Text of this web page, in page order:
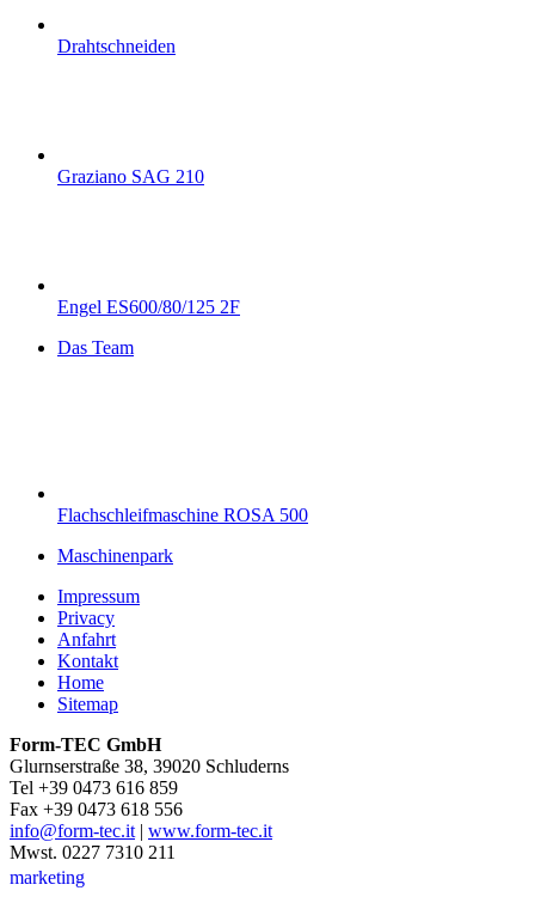
Drahtschneiden
Graziano SAG 210
Engel ES600/80/125 2F
Das Team
Flachschleifmaschine ROSA 500
Maschinenpark
Impressum
Privacy
Anfahrt
Kontakt
Home
Sitemap
Form-TEC GmbH
Glurnserstraße 38, 39020 Schluderns
Tel +39 0473 616 859
Fax +39 0473 618 556
info@form-tec.it| www.form-tec.it
Mwst. 0227 7310 211
marketing